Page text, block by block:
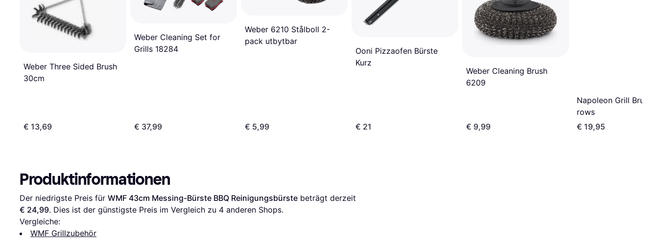
Weber Three Sided Brush
30cm
€ 13,69
Weber Cleaning Set for
Grills 18284
€ 37,99
Weber 6210 Stålboll 2-
pack utbytbar
€ 5,99
Ooni Pizzaofen Bürste
Kurz
€ 21
Weber Cleaning Brush
6209
€ 9,99
Napoleon Grill Brush
rows
€ 19,95
Produktinformationen
Der niedrigste Preis für WMF 43cm Messing-Bürste BBQ Reinigungsbürste
€ 24,99. Dies ist der günstigste Preis im Vergleich zu 4 anderen Shops.
Vergleiche:
WMF Grillzubehör